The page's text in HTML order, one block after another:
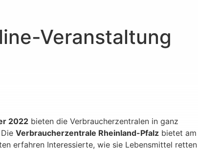
Veranstaltung
2022 bieten die Verbraucherzentralen in ganz
Verbraucherzentrale Rheinland-Pfalz bietet am
erfahren Interessierte, wie sie Lebensmittel retten